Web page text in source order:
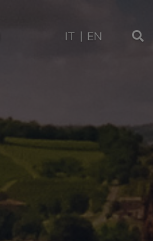
IT EN